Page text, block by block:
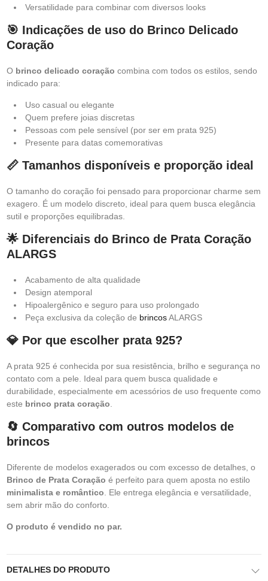
Versatilidade para combinar com diversos looks
🎯 Indicações de uso do Brinco Delicado
Coração
O brinco delicado coração combina com todos os estilos, sendo
indicado para:
Uso casual ou elegante
Quem prefere joias discretas
Pessoas com pele sensível (por ser em prata 925)
Presente para datas comemorativas
📏 Tamanhos disponíveis e proporção ideal
O tamanho do coração foi pensado para proporcionar charme sem
exagero. É um modelo discreto, ideal para quem busca elegância
sutil e proporções equilibradas.
🌟 Diferenciais do Brinco de Prata Coração
ALARGS
Acabamento de alta qualidade
Design atemporal
Hipoalergênico e seguro para uso prolongado
Peça exclusiva da coleção de brincosALARGS
💎 Por que escolher prata 925?
A prata 925 é conhecida por sua resistência, brilho e segurança no
contato com a pele. Ideal para quem busca qualidade e
durabilidade, especialmente em acessórios de uso frequente como
este brinco prata coração
🔄 Comparativo com outros modelos de
brincos
Diferente de modelos exagerados ou com excesso de detalhes, o
Brinco de Prata Coração é perfeito para quem aposta no estilo
minimalista e romântico . Ele entrega elegância e versatilidade,
sem abrir mão do conforto.
O produto é vendido no par.
DETALHES DO PRODUTO